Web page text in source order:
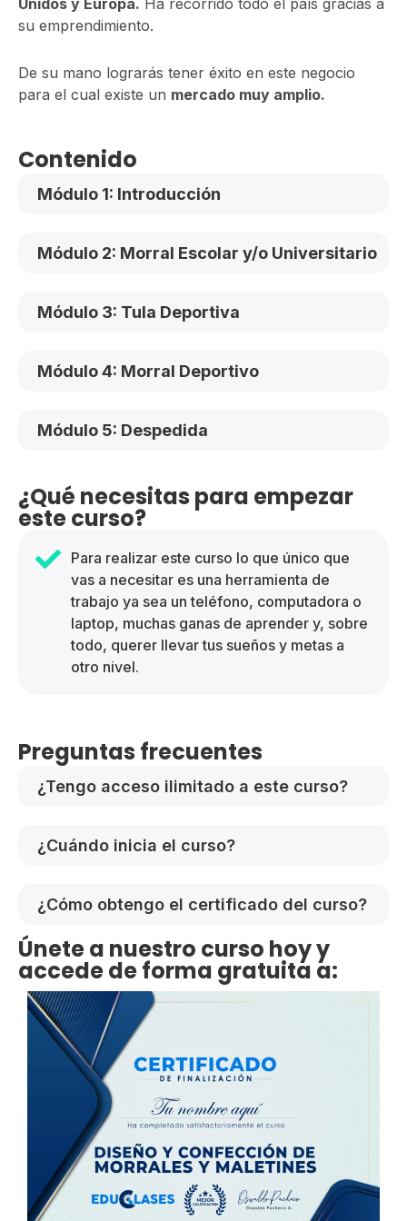
su emprendimiento.
De su mano lograrás tener éxito en este negocio
para el cual existe un mercado muy amplio.
Contenido
Módulo 1: Introducción
Módulo 2: Morral Escolar y/o Universitario
Módulo 3: Tula Deportiva
Módulo 4: Morral Deportivo
Módulo 5: Despedida
¿Qué necesitas para empezar
este curso?
Para realizar este curso lo que único que
vas a necesitar es una herramienta de
trabajo ya sea un teléfono, computadora o
laptop, muchas ganas de aprender y, sobre
todo, querer llevar tus sueños y metas a
otro nivel.
Preguntas frecuentes
¿Tengo acceso ilimitado a este curso?
¿Cuándo inicia el curso?
¿Cómo obtengo el certificado del curso?
Únete a nuestro curso hoy y
accede de forma gratuita a: